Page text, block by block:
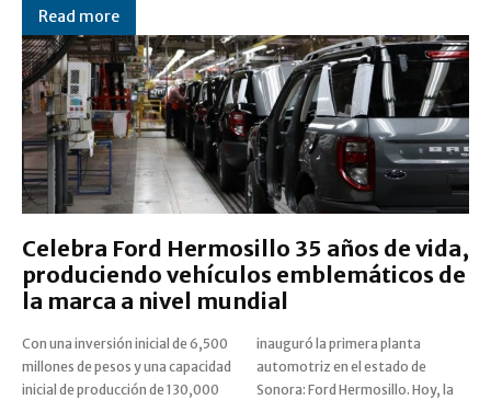
Read more
Celebra Ford Hermosillo 35 años de vida,
produciendo vehículos emblemáticos de
la marca a nivel mundial
Con una inversión inicial de 6,500
millones de pesos y una capacidad
inicial de producción de 130,000
inauguró la primera planta
automotriz en el estado de
Sonora: Ford Hermosillo. Hoy, la